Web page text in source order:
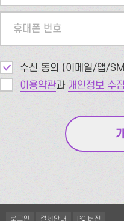
휴대폰 번호
수신 동의 (이메일/앱/
이용약관과 개인정보 수
로그인 결제안내 PC 버전